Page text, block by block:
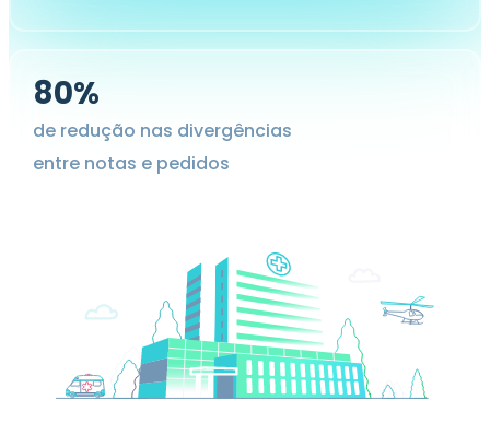
80%
de redução nas divergências
entre notas e pedidos